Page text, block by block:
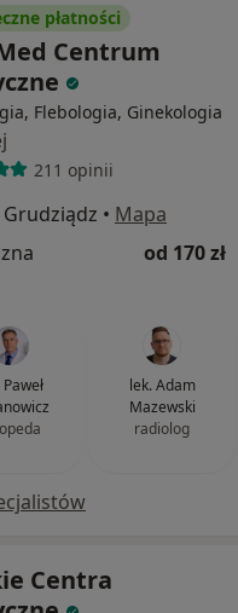
płatności
Centrum
Flebologia, Ginekologia
211 opinii
• Mapa
od 170 zł
lek. Adam
Mazewski
radiolog
Centra